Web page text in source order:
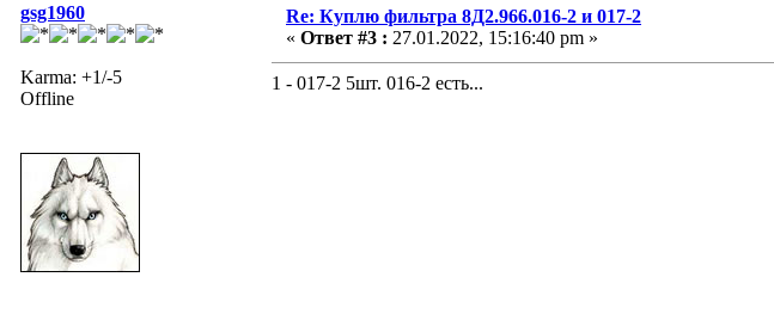
gsg1960
Karma: +1/-5
Offline
Re: Куплю фильтра 8Д2.966.016-2 и 017-2
« Ответ #3 : 27.01.2022, 15:16:40 pm »
1 - 017-2 5шт. 016-2 есть...